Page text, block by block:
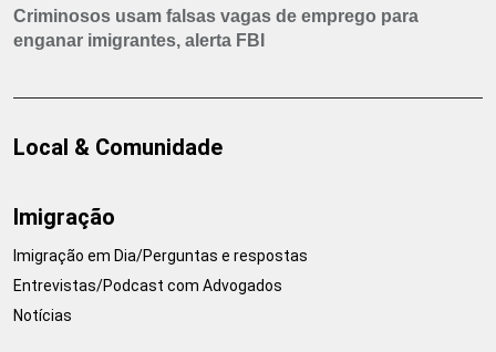
Criminosos usam falsas vagas de emprego para
enganar imigrantes, alerta FBI
Local & Comunidade
Imigração
Imigração em Dia/Perguntas e respostas
Entrevistas/Podcast com Advogados
Notícias